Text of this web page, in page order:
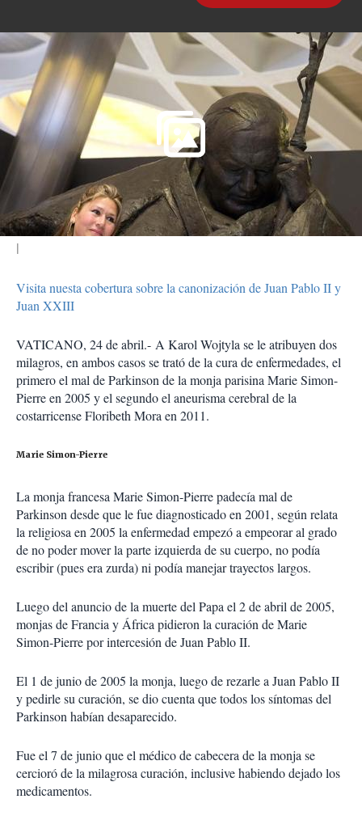
s
d
e
c
o
m
a
r
t
r
Visita nuesta cobertura sobre la canonización de Juan Pablo II y
Juan XXIII
VATICANO, 24 de abril.- A Karol Wojtyla se le atribuyen dos
milagros, en ambos casos se trató de la cura de enfermedades, el
primero el mal de Parkinson de la monja parisina Marie Simon-
Pierre en 2005 y el segundo el aneurisma cerebral de la
costarricense Floribeth Mora en 2011.
Marie Simon-Pierre
La monja francesa Marie Simon-Pierre padecía mal de
Parkinson desde que le fue diagnosticado en 2001, según relata
la religiosa en 2005 la enfermedad empezó a empeorar al grado
de no poder mover la parte izquierda de su cuerpo, no podía
escribir (pues era zurda) ni podía manejar trayectos largos.
Luego del anuncio de la muerte del Papa el 2 de abril de 2005,
monjas de Francia y África pidieron la curación de Marie
Simon-Pierre por intercesión de Juan Pablo II.
El 1 de junio de 2005 la monja, luego de rezarle a Juan Pablo II
y pedirle su curación, se dio cuenta que todos los síntomas del
Parkinson habían desaparecido.
Fue el 7 de junio que el médico de cabecera de la monja se
cercioró de la milagrosa curación, inclusive habiendo dejado los
medicamentos.